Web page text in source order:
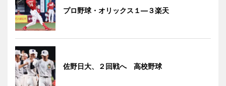
プロ野球・オリックス１―３楽天
佐野日大、２回戦へ 高校野球